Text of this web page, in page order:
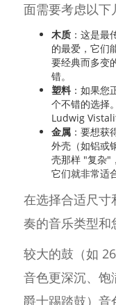
面需要考虑以下
木质：这是最
的最爱，它们
要经典而多变
错。
塑料：如果您
个不错的选择
Ludwig
金属：要想获
外壳（如铝或
壳那样 "复杂"
它们就非常适
在选择合适尺寸
奏的音乐类型和
较大的鼓（如
音色更深沉、饱
爵士踢踏鼓）